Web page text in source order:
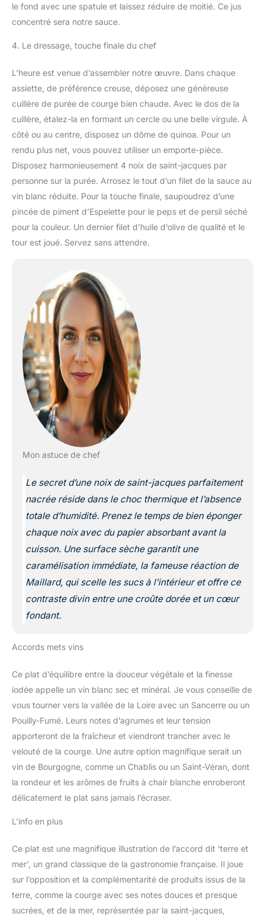
le fond avec une spatule et laissez réduire de moitié. Ce jus
concentré sera notre sauce.
4. Le dressage, touche finale du chef
L’heure est venue d’assembler notre œuvre. Dans chaque
assiette, de préférence creuse, déposez une généreuse
cuillère de purée de courge bien chaude. Avec le dos de la
cuillère, étalez-la en formant un cercle ou une belle virgule. À
côté ou au centre, disposez un dôme de quinoa. Pour un
rendu plus net, vous pouvez utiliser un emporte-pièce.
Disposez harmonieusement 4 noix de saint-jacques par
personne sur la purée. Arrosez le tout d’un filet de la sauce au
vin blanc réduite. Pour la touche finale, saupoudrez d’une
pincée de piment d’Espelette pour le peps et de persil séché
pour la couleur. Un dernier filet d’huile d’olive de qualité et le
tour est joué. Servez sans attendre.
Mon astuce de chef
Le secret d’une noix de saint-jacques parfaitement
nacrée réside dans le choc thermique et l’absence
totale d’humidité. Prenez le temps de bien éponger
chaque noix avec du papier absorbant avant la
cuisson. Une surface sèche garantit une
caramélisation immédiate, la fameuse réaction de
Maillard, qui scelle les sucs à l’intérieur et offre ce
contraste divin entre une croûte dorée et un cœur
fondant.
Accords mets vins
Ce plat d’équilibre entre la douceur végétale et la finesse
iodée appelle un vin blanc sec et minéral. Je vous conseille de
vous tourner vers la vallée de la Loire avec un Sancerre ou un
Pouilly-Fumé. Leurs notes d’agrumes et leur tension
apporteront de la fraîcheur et viendront trancher avec le
velouté de la courge. Une autre option magnifique serait un
vin de Bourgogne, comme un Chablis ou un Saint-Véran, dont
la rondeur et les arômes de fruits à chair blanche enroberont
délicatement le plat sans jamais l’écraser.
L’info en plus
Ce plat est une magnifique illustration de l’accord dit ‘terre et
mer’, un grand classique de la gastronomie française. Il joue
sur l’opposition et la complémentarité de produits issus de la
terre, comme la courge avec ses notes douces et presque
sucrées, et de la mer, représentée par la saint-jacques,